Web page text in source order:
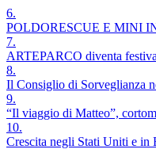
6.
POLDORESCUE E MINI
7.
ARTEPARCO diventa
8.
Il Consiglio di Sorveglianza
9.
“Il viaggio di Matteo”,
10.
Crescita negli Stati Uniti e in